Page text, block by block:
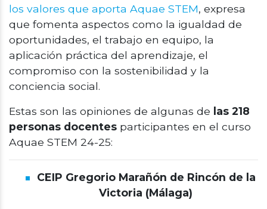
los valores que aporta Aquae STEM, expresa
que fomenta aspectos como la igualdad de
oportunidades, el trabajo en equipo, la
aplicación práctica del aprendizaje, el
compromiso con la sostenibilidad y la
conciencia social.
Estas son las opiniones de algunas de las 218
personas docentes participantes en el curso
Aquae STEM 24-25:
CEIP Gregorio Marañón de Rincón de la
Victoria (Málaga)